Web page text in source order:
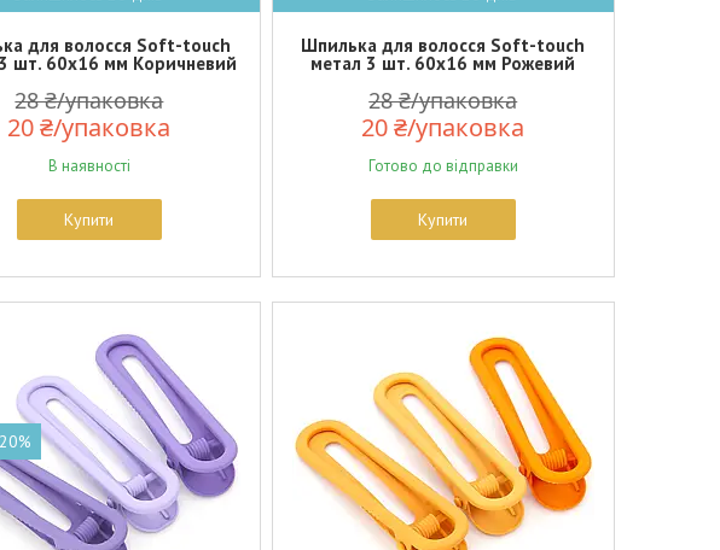
для волосся Soft-touch
шт. 60х16 мм Коричневий
28 ₴/упаковка
20 ₴/упаковка
В наявності
Купити
Шпилька для волосся Soft-touch
метал 3 шт. 60х16 мм Рожевий
28 ₴/упаковка
20 ₴/упаковка
Готово до відправки
Купити